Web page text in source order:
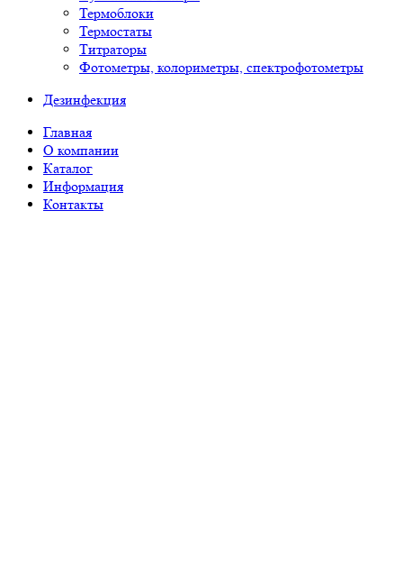
Термоблоки
Термостаты
Титраторы
Фотометры, колориметры, спектрофотометры
Дезинфекция
Главная
О компании
Каталог
Информация
Контакты